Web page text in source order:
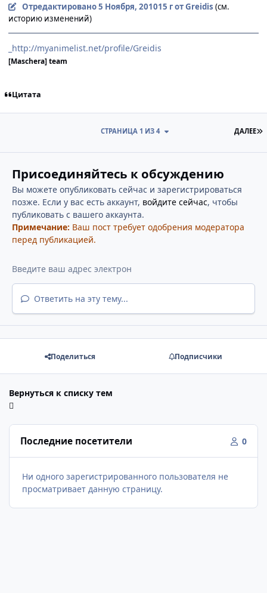
Отредактировано5 Ноября, 201015 гот Greidis (см.
историю изменений)
_http://myanimelist.net/profile/Greidis
[Maschera] team
Цитата
ДАЛЕЕ
СТРАНИЦА 1 ИЗ 4
Присоединяйтесь к обсуждению
Вы можете опубликовать сейчас и зарегистрироваться
позже. Если у вас есть аккаунт, войдите сейчас, чтобы
публиковать с вашего аккаунта.
Примечание: Ваш пост требует одобрения модератора
перед публикацией.
Ответить на эту тему...
Поделиться Подписчики
Вернуться к списку тем
Последние посетители 0
Ни одного зарегистрированного пользователя не
просматривает данную страницу.